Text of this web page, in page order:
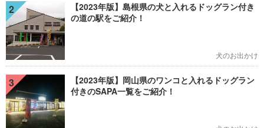
2
【2023年版】島根県の犬と入れるドッグラン付き
の道の駅をご紹介！
犬のお出かけ
3
【2023年版】岡山県のワンコと入れるドッグラン
付きのSAPA一覧をご紹介！